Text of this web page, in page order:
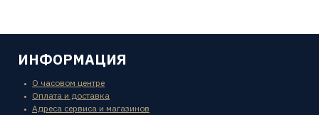
ИНФОРМАЦИЯ
О часовом центре
Оплата и доставка
Адреса сервиса и магазинов